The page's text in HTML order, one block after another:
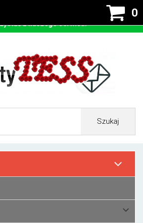
0
Szukaj
z cookies - czyli tzw ciastek w celu
Zaakceptuj przyjmowanie cookies
z naszego serwisu.